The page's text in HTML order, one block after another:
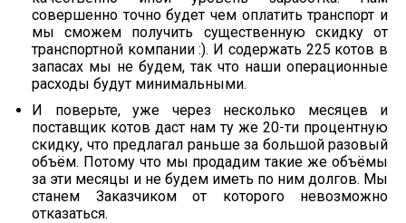
совершенно точно будет чем оплатить транспорт и
мы сможем получить существенную скидку от
транспортной компании :). И содержать 225 котов в
запасах мы не будем, так что наши операционные
расходы будут минимальными.
И поверьте, уже через несколько месяцев и
поставщик котов даст нам ту же 20-ти процентную
скидку, что предлагал раньше за большой разовый
объём. Потому что мы продадим такие же объёмы
за эти месяцы и не будем иметь по ним долгов. Мы
станем Заказчиком от которого невозможно
отказаться.